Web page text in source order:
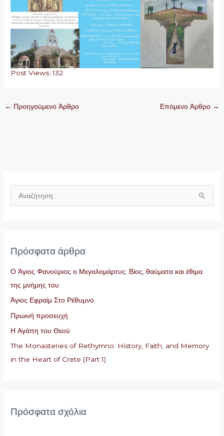
Post Views: 132
← Προηγούμενο Άρθρο Επόμενο Άρθρο →
γ
ι
α
:
Πρόσφατα άρθρα
Ο Άγιος Φανούριος ο Μεγαλομάρτυς: Βίος, θαύματα και έθιμα
της μνήμης του
Άγιος Εφραίμ Στο Ρέθυμνο
Πρωινή προσευχή
Η Αγάπη του Θεού
The Monasteries of Rethymno: History, Faith, and Memory
in the Heart of Crete (Part 1)
Πρόσφατα σχόλια